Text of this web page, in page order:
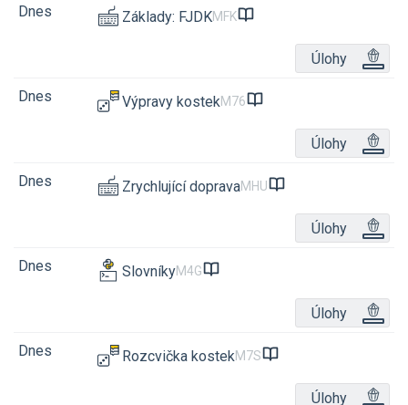
Dnes Základy: FJDKMFK
Úlohy
Dnes Výpravy kostekM76
Úlohy
Dnes Zrychlující dopravaMHU
Úlohy
Dnes SlovníkyM4G
Úlohy
Dnes Rozcvička kostekM7S
Úlohy